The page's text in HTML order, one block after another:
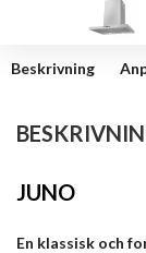
Beskrivning
JUNO
En klassisk och